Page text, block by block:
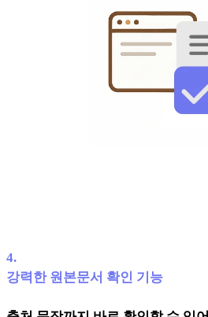
4.
강력한 원본문서 확인 기능